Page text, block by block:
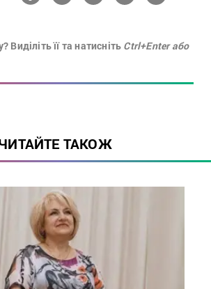
її та натисніть Ctrl+Enter або
ТАКОЖ